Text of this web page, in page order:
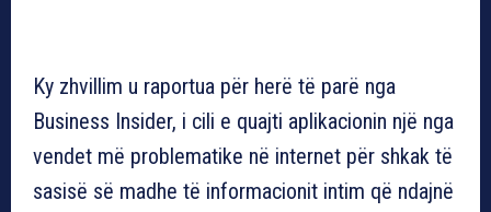
Ky zhvillim u raportua për herë të parë nga
Business Insider, i cili e quajti aplikacionin një nga
vendet më problematike në internet për shkak të
sasisë së madhe të informacionit intim që ndajnë